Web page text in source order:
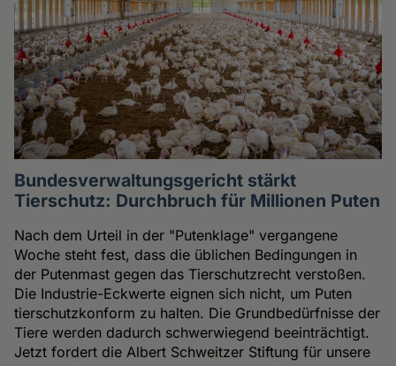
Bundesverwaltungsgericht stärkt
Tierschutz: Durchbruch für Millionen Puten
Nach dem Urteil in der "Putenklage" vergangene
Woche steht fest, dass die üblichen Bedingungen in
der Putenmast gegen das Tierschutzrecht verstoßen.
Die Industrie-Eckwerte eignen sich nicht, um Puten
tierschutzkonform zu halten. Die Grundbedürfnisse der
Tiere werden dadurch schwerwiegend beeinträchtigt.
Jetzt fordert die Albert Schweitzer Stiftung für unsere